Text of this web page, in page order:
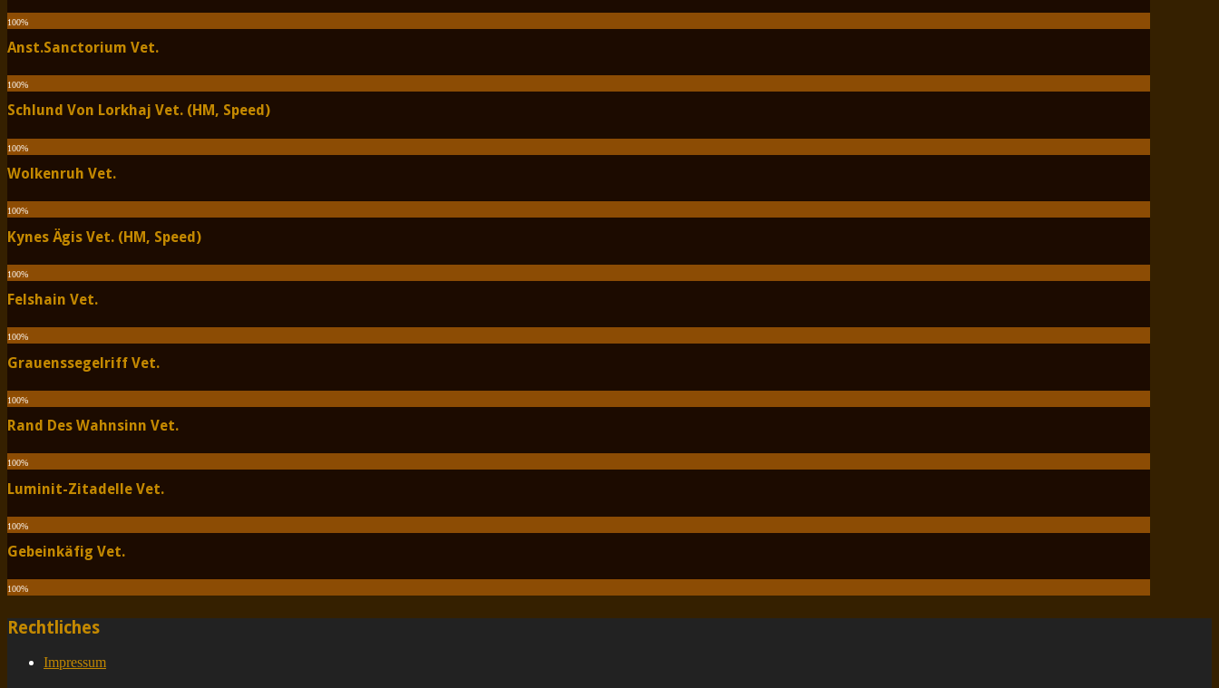
100%
Anst.Sanctorium Vet.
100%
Schlund Von Lorkhaj Vet. (HM, Speed)
100%
Wolkenruh Vet.
100%
Kynes Ägis Vet. (HM, Speed)
100%
Felshain Vet.
100%
Grauenssegelriff Vet.
100%
Rand Des Wahnsinn Vet.
100%
Luminit-Zitadelle Vet.
100%
Gebeinkäfig Vet.
100%
Rechtliches
Impressum